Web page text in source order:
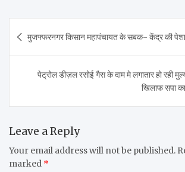
navigation
मुजफ्फरनगर किसान महापंचायत के सबक- केंद्र की
पेट्रोल डीज़ल रसोई गैस के दाम मे लगातार हो रही
खिलाफ सपा
Leave a Reply
Your email address will not be published.
marked *